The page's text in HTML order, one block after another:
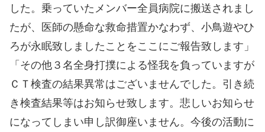
した。乗っていたメンバー全員病院に搬送されまし
たが、医師の懸命な救命措置かなわず、小鳥遊やひ
ろが永眠致しましたことをここにご報告致します」
「その他３名全身打撲による怪我を負っていますが
ＣＴ検査の結果異常はございませんでした。引き続
き検査結果等はお知らせ致します。悲しいお知らせ
になってしまい申し訳御座いません。今後の活動に